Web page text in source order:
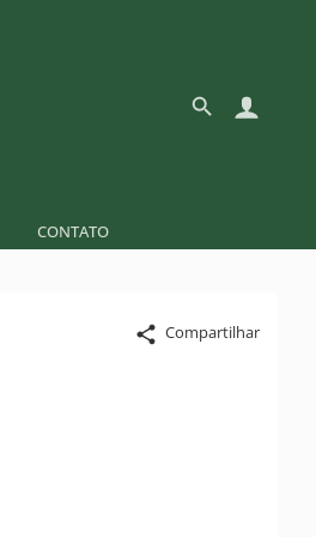
CONTATO
Compartilhar